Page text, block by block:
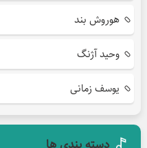
هوروش بند
وحید آژنگ
یوسف زمانی